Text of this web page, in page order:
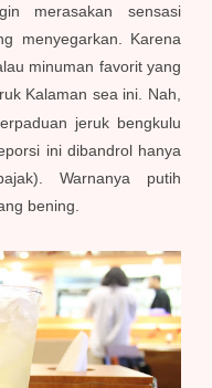
merasakan sensasi
menyegarkan. Karena
minuman favorit yang
Kalaman sea ini. Nah,
jeruk bengkulu
ini dibandrol hanya
Warnanya putih
bening.